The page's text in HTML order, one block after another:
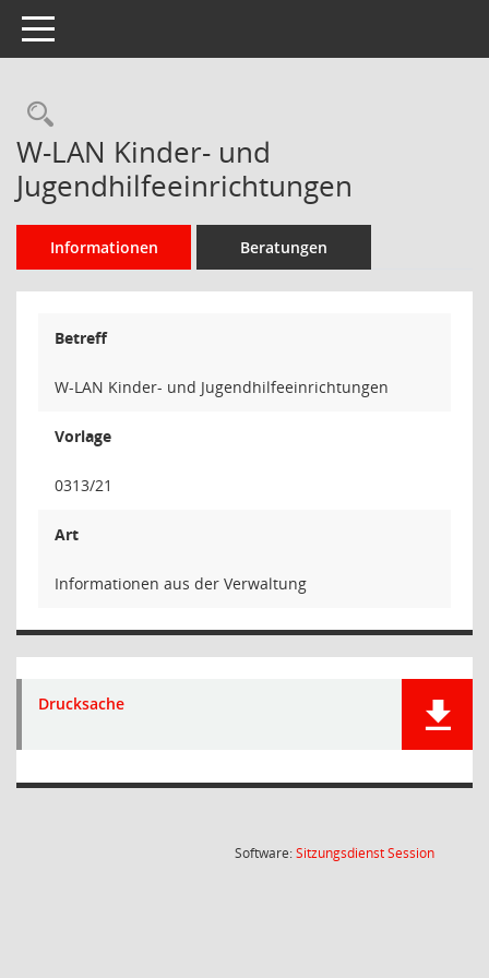
Toggle navigation
Rechercheauswahl
W-LAN Kinder- und
Jugendhilfeeinrichtungen
Informationen Beratungen
Betreff
W-LAN Kinder- und Jugendhilfeeinrichtungen
Vorlage
0313/21
Art
Informationen aus der Verwaltung
Drucksache
Software:SitzungsdienstSession(Wird in